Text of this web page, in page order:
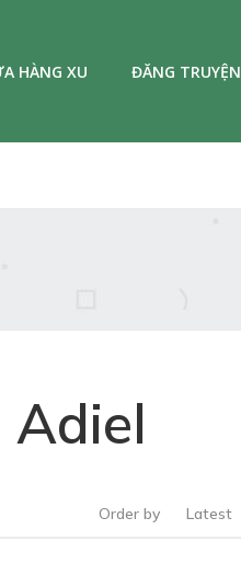
HÀNG XU ĐĂNG TRUYỆN
Adiel
Order by Latest